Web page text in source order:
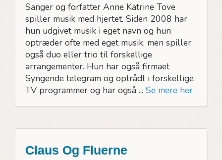
Sanger og forfatter Anne Katrine Tove
spiller musik med hjertet. Siden 2008 har
hun udgivet musik i eget navn og hun
optræder ofte med eget musik, men spiller
også duo eller trio til forskellige
arrangementer. Hun har også firmaet
Syngende telegram og optrådt i forskellige
TV programmer og har også ... Se mere her
Claus Og Fluerne